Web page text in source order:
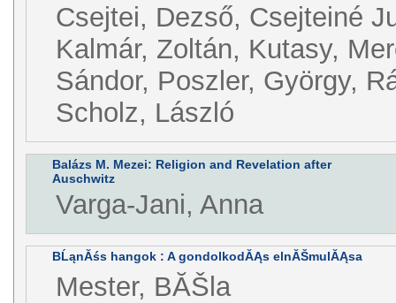
Csejtei, Dezső, Csejteiné
Kalmár, Zoltán, Kutasy,
Sándor, Poszler, György,
Scholz, László
Balázs M. Mezei: Religion and Revelation after
Auschwitz
Varga-Jani, Anna
BĹąnĂśs hangok : A gondolkodĂĄs elnĂŠmulĂĄsa
Mester, BĂŠla